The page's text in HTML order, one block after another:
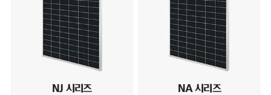
NJ 시리즈 NA 시리즈